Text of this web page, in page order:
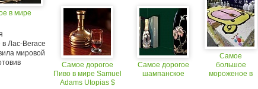
в мире
Лас-Вегасе
мировой
70.000.000
Самое дорогое
Пиво в мире Samuel
Adams Utopias $
бутылку
Самое дорогое
шампанское
Самое
большое
мороженое в